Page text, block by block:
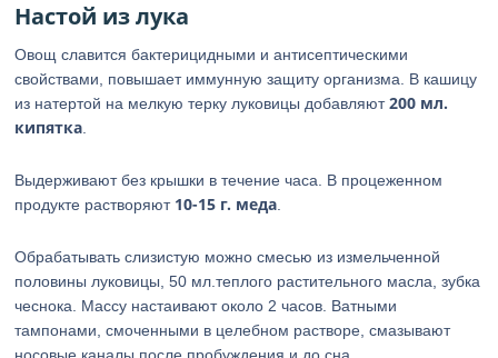
Настой из лука
Овощ славится бактерицидными и антисептическими
свойствами, повышает иммунную защиту организма. В кашицу
из натертой на мелкую терку луковицы добавляют200 мл.
кипятка
Выдерживают без крышки в течение часа. В процеженном
продукте растворяют 10-15 г. меда
Обрабатывать слизистую можно смесью из измельченной
половины луковицы, 50 мл.теплого растительного масла, зубка
чеснока. Массу настаивают около 2 часов. Ватными
тампонами, смоченными в целебном растворе, смазывают